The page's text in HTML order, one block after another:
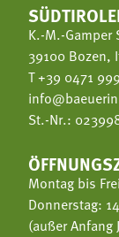
K.-M.-Gamper
39100 Bozen,
T+39 0471
St.-Nr.:
Montag bis
Donnerstag:
(außer Anfang